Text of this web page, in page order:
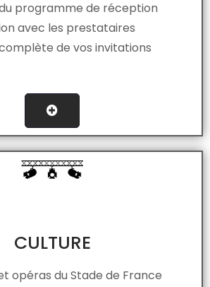
programme de réception
avec les prestataires
de vos invitations
CULTURE
opéras du Stade de France